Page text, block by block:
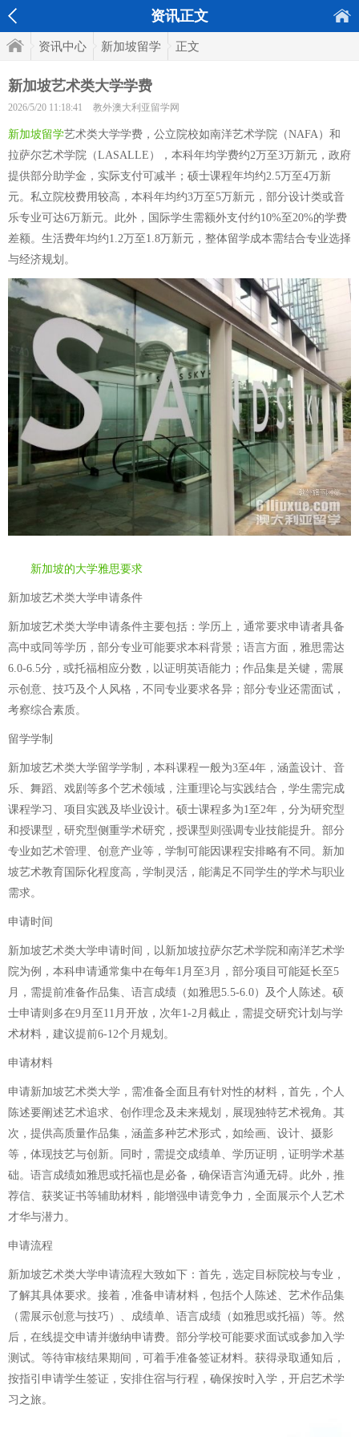
资讯正文
资讯中心 新加坡留学 正文
新加坡艺术类大学学费
2026/5/20 11:18:41 教外澳大利亚留学网
新加坡留学艺术类大学学费，公立院校如南洋艺术学院（NAFA）和
拉萨尔艺术学院（LASALLE），本科年均学费约2万至3万新元，政府
提供部分助学金，实际支付可减半；硕士课程年均约2.5万至4万新
元。私立院校费用较高，本科年均约3万至5万新元，部分设计类或音
乐专业可达6万新元。此外，国际学生需额外支付约10%至20%的学费
差额。生活费年均约1.2万至1.8万新元，整体留学成本需结合专业选择
与经济规划。
新加坡的大学雅思要求
新加坡艺术类大学申请条件
新加坡艺术类大学申请条件主要包括：学历上，通常要求申请者具备
高中或同等学历，部分专业可能要求本科背景；语言方面，雅思需达
6.0-6.5分，或托福相应分数，以证明英语能力；作品集是关键，需展
示创意、技巧及个人风格，不同专业要求各异；部分专业还需面试，
考察综合素质。
留学学制
新加坡艺术类大学留学学制，本科课程一般为3至4年，涵盖设计、音
乐、舞蹈、戏剧等多个艺术领域，注重理论与实践结合，学生需完成
课程学习、项目实践及毕业设计。硕士课程多为1至2年，分为研究型
和授课型，研究型侧重学术研究，授课型则强调专业技能提升。部分
专业如艺术管理、创意产业等，学制可能因课程安排略有不同。新加
坡艺术教育国际化程度高，学制灵活，能满足不同学生的学术与职业
需求。
申请时间
新加坡艺术类大学申请时间，以新加坡拉萨尔艺术学院和南洋艺术学
院为例，本科申请通常集中在每年1月至3月，部分项目可能延长至5
月，需提前准备作品集、语言成绩（如雅思5.5-6.0）及个人陈述。硕
士申请则多在9月至11月开放，次年1-2月截止，需提交研究计划与学
术材料，建议提前6-12个月规划。
申请材料
申请新加坡艺术类大学，需准备全面且有针对性的材料，首先，个人
陈述要阐述艺术追求、创作理念及未来规划，展现独特艺术视角。其
次，提供高质量作品集，涵盖多种艺术形式，如绘画、设计、摄影
等，体现技艺与创新。同时，需提交成绩单、学历证明，证明学术基
础。语言成绩如雅思或托福也是必备，确保语言沟通无碍。此外，推
荐信、获奖证书等辅助材料，能增强申请竞争力，全面展示个人艺术
才华与潜力。
申请流程
新加坡艺术类大学申请流程大致如下：首先，选定目标院校与专业，
了解其具体要求。接着，准备申请材料，包括个人陈述、艺术作品集
（需展示创意与技巧）、成绩单、语言成绩（如雅思或托福）等。然
后，在线提交申请并缴纳申请费。部分学校可能要求面试或参加入学
测试。等待审核结果期间，可着手准备签证材料。获得录取通知后，
按指引申请学生签证，安排住宿与行程，确保按时入学，开启艺术学
习之旅。